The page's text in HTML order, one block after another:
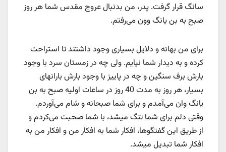
سانگ قرار گرفت. پدر، من بدنبال عروج مقدس شما هر روز
صبح به بن یانگ وون می‌رفتم.
برای من بهانه و دلایل بسیاری وجود داشتند تا استراحت
کرده و به دیدار شما نیایم. ولی چه در زمستان سرد با وجود
بارش برف سنگین و چه در پاییز با وجود بارش بارانهای
بسیار، هر روز به مدت 40 روز در ساعات اولیه صبح به بن
یانگ وان می‌آمدم و برای شما صبحانه و شام می‌آوردم.
وقتی دلم برای شما تنگ میشد، با شما صحبت می‌کردم و
از طریق این گفتگوها، افکار شما به افکار من و افکار من به
افکار شما تبدیل میشد.